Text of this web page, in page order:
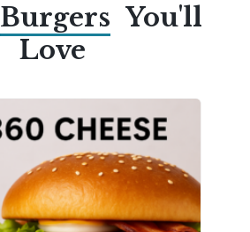
Burgers You'll
Love